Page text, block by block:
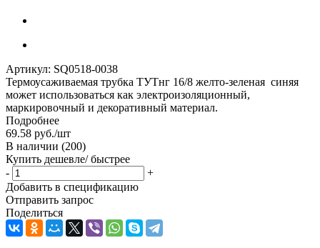
Артикул: SQ0518-0038
Термоусаживаемая трубка ТУТнг 16/8 желто-зеленая синяя
может использоваться как электроизоляционный,
маркировочный и декоративный материал.
Подробнее
69.58 руб./шт
В наличии (200)
Купить дешевле/ быстрее
-
+
Добавить в спецификацию
Отправить запрос
Поделиться